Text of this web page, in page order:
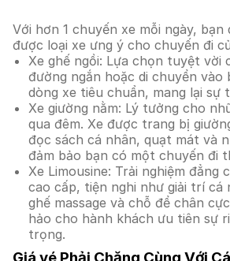
Với hơn 1 chuyến xe mỗi ngày, bạn
được loại xe ưng ý cho chuyến đi
Xe ghế ngồi: Lựa chọn tuyệt vời
đường ngắn hoặc di chuyển vào
dòng xe tiêu chuẩn, mang lại sự
Xe giường nằm: Lý tưởng cho
qua đêm. Xe được trang bị
đọc sách cá nhân, quạt mát và
đảm bảo bạn có một chuyến đi
Xe Limousine: Trải nghiệm đẳng
cao cấp, tiện nghi như giải trí cá
ghế massage và chỗ để chân
hảo cho hành khách ưu tiên sự
trọng.